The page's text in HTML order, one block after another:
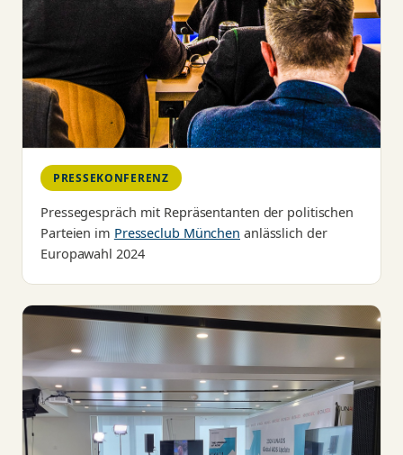
PRESSEKONFERENZ
Pressegespräch mit Repräsentanten der politischen
Parteien im Presseclub München anlässlich der
Europawahl 2024